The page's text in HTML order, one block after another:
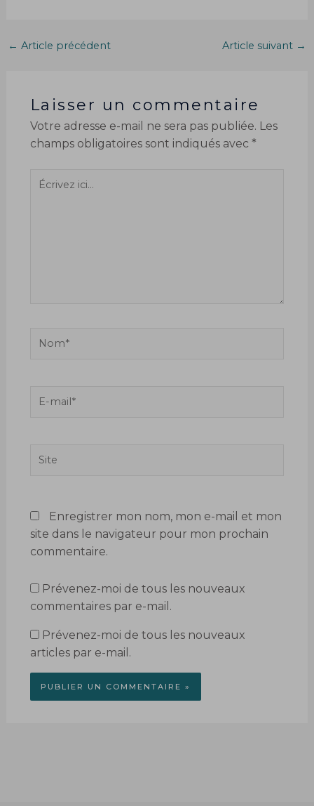
← Article précédent Article suivant →
Laisser un commentaire
Votre adresse e-mail ne sera pas publiée. Les
champs obligatoires sont indiqués avec *
Écrivez
Nom*
E-
Site
Enregistrer mon nom, mon e-mail et mon
site dans le navigateur pour mon prochain
commentaire.
Prévenez-moi de tous les nouveaux
commentaires par e-mail.
Prévenez-moi de tous les nouveaux
articles par e-mail.